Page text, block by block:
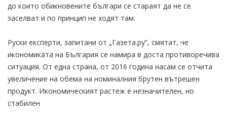
до които обикновените българи се стараят да не се
заселват и по принцип не ходят там.
Руски експерти, запитани от „Газета.ру”, смятат, че
икономиката на България се намира в доста противоречива
ситуация. От една страна, от 2016 година насам се отчита
увеличение на обема на номиналния брутен вътрешен
продукт. Икономическият растеж е незначителен, но
стабилен